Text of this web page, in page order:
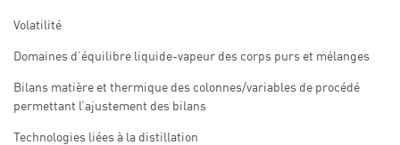
Volatilité
Domaines d’équilibre liquide-vapeur des corps purs et mélanges
Bilans matière et thermique des colonnes/variables de procédé
permettant l’ajustement des bilans
Technologies liées à la distillation